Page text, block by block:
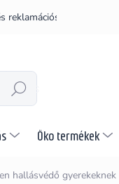
reklamációs szabályzat
KERESÉS
Öko termékek
hallásvédő gyerekeknek